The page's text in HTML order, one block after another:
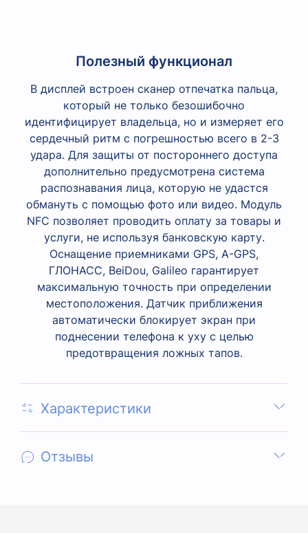
Полезный функционал
В дисплей встроен сканер отпечатка пальца,
который не только безошибочно
идентифицирует владельца, но и измеряет его
сердечный ритм с погрешностью всего в 2-3
удара. Для защиты от постороннего доступа
дополнительно предусмотрена система
распознавания лица, которую не удастся
обмануть с помощью фото или видео. Модуль
NFC позволяет проводить оплату за товары и
услуги, не используя банковскую карту.
Оснащение приемниками GPS, A-GPS,
ГЛОНАСС, BeiDou, Galileo гарантирует
максимальную точность при определении
местоположения. Датчик приближения
автоматически блокирует экран при
поднесении телефона к уху с целью
предотвращения ложных тапов.
Характеристики
Отзывы